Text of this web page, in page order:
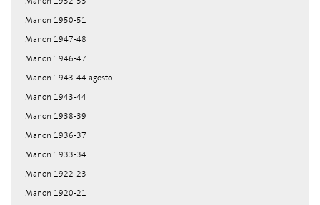
Manon 1950-51
Manon 1947-48
Manon 1946-47
Manon 1943-44 agosto
Manon 1943-44
Manon 1938-39
Manon 1936-37
Manon 1933-34
Manon 1922-23
Manon 1920-21